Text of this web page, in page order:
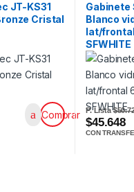
JT-KS31
Cristal
Comprar
Gabinete
Blanco
lat/
SFWHITE
P. Lista
$45.648
CON